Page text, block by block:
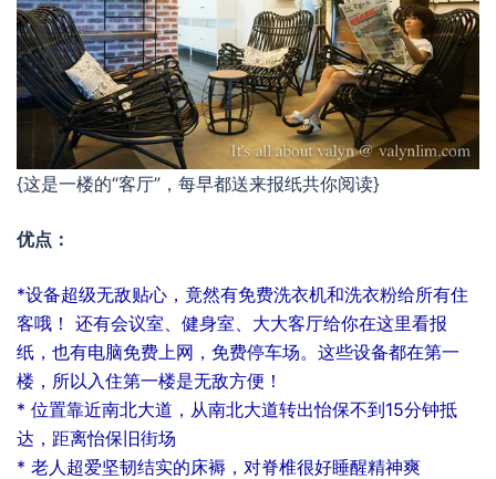
{这是一楼的“客厅”，每早都送来报纸共你阅读}
优点：
*设备超级无敌贴心，竟然有免费洗衣机和洗衣粉给所有住
客哦！ 还有会议室、健身室、大大客厅给你在这里看报
纸，也有电脑免费上网，免费停车场。这些设备都在第一
楼，所以入住第一楼是无敌方便！
* 位置靠近南北大道，从南北大道转出怡保不到15分钟抵
达，距离怡保旧街场
* 老人超爱坚韧结实的床褥，对脊椎很好睡醒精神爽